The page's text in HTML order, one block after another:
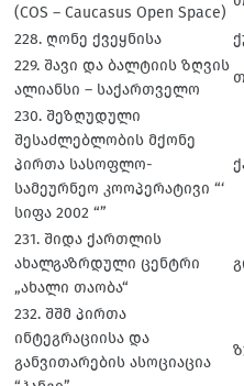
(COS – Caucasus Open Space)
228. ღონე ქვეყნისა
229. შავი და ბალტიის ზღვის
ალიანსი – საქართველო
230. შეზღუდული
შესაძლებლობის მქონე
პირთა სასოფლო-
სამეურნეო კოოპერატივი “‘
სიფა 2002 “”
231. შიდა ქართლის
ახალგაზრდული ცენტრი
„ახალი თაობა“
232. შშმ პირთა
ინტეგრაციისა და
განვითარების ასოციაცია